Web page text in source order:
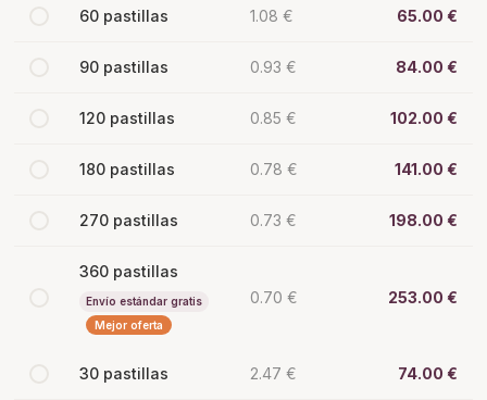
60 pastillas 1.08 € 65.00 €
90 pastillas 0.93 € 84.00 €
120 pastillas 0.85 € 102.00 €
180 pastillas 0.78 € 141.00 €
270 pastillas 0.73 € 198.00 €
360 pastillas
Envío estándar gratis
Mejor oferta
0.70 € 253.00 €
30 pastillas 2.47 € 74.00 €